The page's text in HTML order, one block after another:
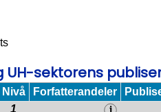
UH-sektorens
Nivå Forfatterandeler
1